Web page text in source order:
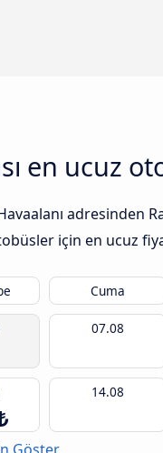
en ucuz
adresinden
için en ucuz
Cuma
07.08
14.08